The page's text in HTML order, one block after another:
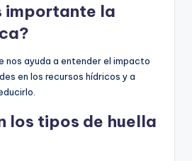
importante la
nos ayuda a entender el impacto
en los recursos hídricos y a
los tipos de huella